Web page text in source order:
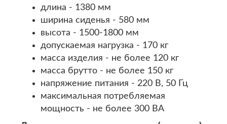
длина - 1380 мм
ширина сиденья - 580 мм
высота - 1500-1800 мм
допускаемая нагрузка - 170 кг
масса изделия - не более 120 кг
масса брутто - не более 150 кг
напряжение питания - 220 В, 50 Гц
максимальная потребляемая
мощность - не более 300 ВА